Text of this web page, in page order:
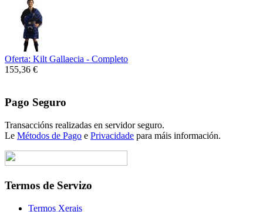
Oferta: Kilt Gallaecia - Completo
155,36 €
Pago Seguro
Transaccións realizadas en servidor seguro.
Le Métodos de Pago e Privacidade para máis información.
Termos de Servizo
Termos Xerais